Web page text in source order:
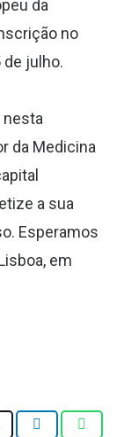
da
no
de julho.
nesta
da Medicina
a sua
Esperamos
em